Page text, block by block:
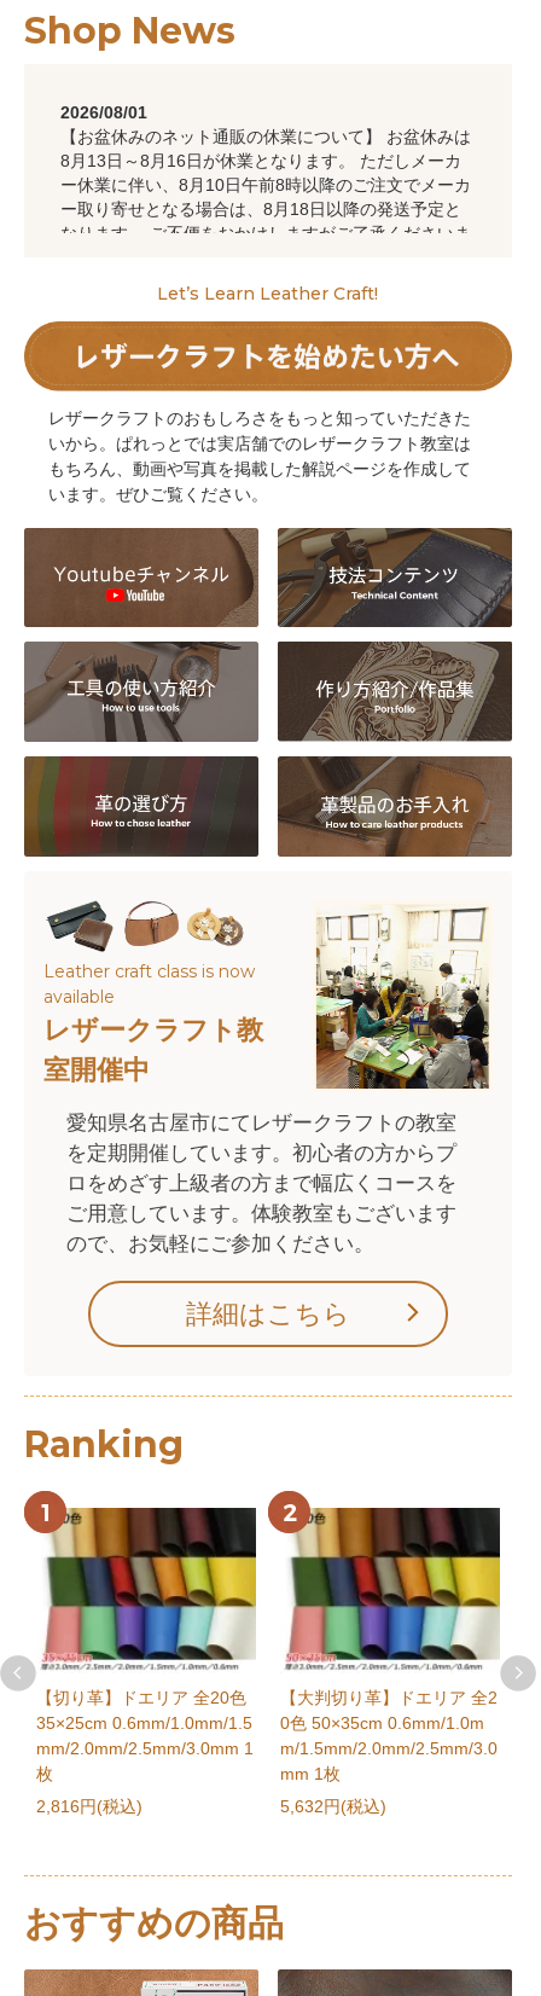
Shop News
2026/08/01
【お盆休みのネット通販の休業について】 お盆休みは
8月13日～8月16日が休業となります。 ただしメーカ
ー休業に伴い、8月10日午前8時以降のご注文でメーカ
ー取り寄せとなる場合は、8月18日以降の発送予定と
なります。 ご不便をおかけしますがご了承くださいま
2026年07月09日から一部商品を値上げします
2026/04/20
い、5月1日午前8時以降のご注文でメーカー取り寄せ
となる場合は、5月8日以降の発送予定となります。 ご
不便をおかけしますがご了承くださいませ。
2026/03/28
領収書がお客様にて発行いただけるようになりまし
た。発送メールに記載のURLよりダウンロードしてご
使用くださいませ。発行には【受注番号】と【電話番
号】が必要です。
2026/03/05
漉き加工の料金体系が新しくなりました（2026年3月5
日）
2025/12/16
【年末年始のネット通販の休業について】年末年始は
12月28日～1月4日が休業となります。 ただしメーカ
ー休業に伴い、12月25日午前8時以降のご注文でメー
カー取り寄せとなる場合は、1月6日以降の発送予定と
なります。 ご不便をおかけしますがご了承くださいま
2025/11/26
11/27（木）のご注文より日本郵便での発送となりま
す。※ご注文のお時間により変更前のままとなる場合
がございます。
2025/07/29
８月より出荷受付時間は毎営業日午前8時30分頃まで
となります。
【お盆休みのネット通販の休業について】 お盆休みは
8月14日～8月17日が休業となります。 ただしメーカ
ー休業に伴い、8月8日午前8時以降のご注文でメーカ
ー取り寄せとなる場合は、8月19日以降の発送予定と
なります。 ご不便をおかけしますがご了承くださいま
せ。
2025/07/19
8月より北海道の通常配送は日本郵便へ変更となりま
す。
【GWのネット通販の休業について】 GWは5月4日～5
い、5月2日午前8時以降のご注文でメーカー取り寄せ
となる場合は、5月8日以降の発送予定となります。 ご
不便をおかけしますがご了承くださいませ。
2024/12/17
【年末年始のネット通販の休業について】年末年始は
12月29日～1月5日が休業となります。 ただしメーカ
ー休業に伴い、12月26日午前8時以降のご注文でメー
カー取り寄せとなる場合は、1月7日以降の発送予定と
なります。 ご不便をおかけしますがご了承くださいま
せ。
2024/08/01
【お盆休みのネット通販の休業について】 お盆休みは
8月11日～8月14日が休業となります。 ただしメーカ
ー休業に伴い、8月9日午前8時以降のご注文でメーカ
ー取り寄せとなる場合は、8月17日以降の発送予定と
【GWのネット通販の休業について】 GWは5月4日～5
月6日が休業となります。 ただしメーカー休業に伴
となる場合は、5月8日以降の発送予定となります。 ご
Let’s Learn Leather Craft!
レザークラフトのおもしろさをもっと知っていただきた
いから。ぱれっとでは実店舗でのレザークラフト教室は
もちろん、動画や写真を掲載した解説ページを作成して
います。ぜひご覧ください。
Leather craft class is now
available
レザークラフト教
室開催中
愛知県名古屋市にてレザークラフトの教室
を定期開催しています。初心者の方からプ
ロをめざす上級者の方まで幅広くコースを
ご用意しています。体験教室もございます
ので、お気軽にご参加ください。
詳細はこちら
Ranking
【切り革】ドエリア 全20色
35×25cm 0.6mm/1.0mm/1.5
mm/2.0mm/2.5mm/3.0mm 1
枚
2,816円(税込)
【大判切り革】ドエリア 全2
0色 50×35cm 0.6mm/1.0m
m/1.5mm/2.0mm/2.5mm/3.0
mm 1枚
5,632円(税込)
おすすめの商品